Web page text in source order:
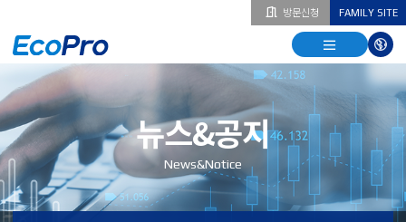
방문신청 FAMILY SITE
열기
열기
다국어
열기
뉴스&공지
News&Notice